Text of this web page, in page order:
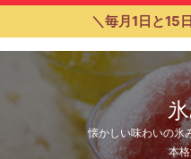
＼毎月1日と15
懐かしい味わいの氷
本